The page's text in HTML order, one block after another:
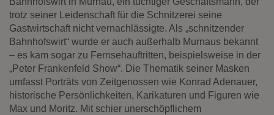
Diese Website nutzt Matomo Analytics für die Auswertung der
Seitenaufrufe als Statistik. Die hierdurch gespeicherten Daten werden
ausschließlich auf unseren eigenen Servern gespeichert. Eine
Übertragung an Dritte erfolgt nicht. Wir verwenden die Funktion
AnonymizeIP zur Anonymisierung Ihrer IP-Adresse, so dass diese gekürzt
wird und nicht mehr Ihrem Besuch auf unserer Internetseite zugeordnet
werden kann.
YouTube / Vimeo
Videos werden über die Plattformen YouTube oder Vimeo eingebunden.
trotz seiner Leidenschaft für die Schnitzerei seine
Gastwirtschaft nicht vernachlässigte. Als „schnitzender
Bahnhofswirt“ wurde er auch außerhalb Murnaus bekannt
– es kam sogar zu Fernsehauftritten, beispielsweise in der
„Peter Frankenfeld Show“. Die Thematik seiner Masken
umfasst Porträts von Zeitgenossen wie Konrad Adenauer,
historische Persönlichkeiten, Karikaturen und Figuren wie
Max und Moritz. Mit schier unerschöpflichem